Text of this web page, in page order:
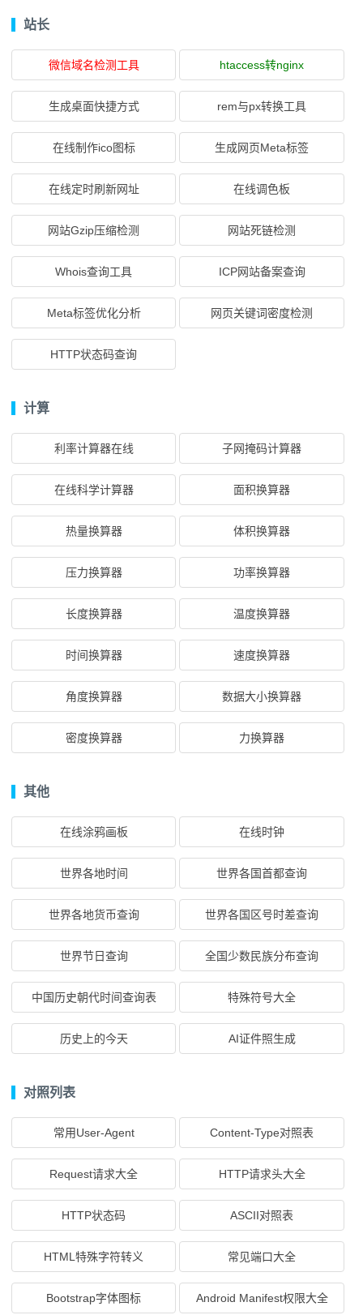
站长
微信域名检测工具 htaccess转nginx
生成桌面快捷方式 rem与px转换工具
在线制作ico图标 生成网页Meta标签
在线定时刷新网址 在线调色板
网站Gzip压缩检测 网站死链检测
Whois查询工具 ICP网站备案查询
Meta标签优化分析 网页关键词密度检测
HTTP状态码查询
计算
利率计算器在线 子网掩码计算器
在线科学计算器 面积换算器
热量换算器 体积换算器
压力换算器 功率换算器
长度换算器 温度换算器
时间换算器 速度换算器
角度换算器 数据大小换算器
密度换算器 力换算器
其他
在线涂鸦画板 在线时钟
世界各地时间 世界各国首都查询
世界各地货币查询 世界各国区号时差查询
世界节日查询 全国少数民族分布查询
中国历史朝代时间查询表 特殊符号大全
历史上的今天 AI证件照生成
对照列表
常用User-Agent Content-Type对照表
Request请求大全 HTTP请求头大全
HTTP状态码 ASCII对照表
HTML特殊字符转义 常见端口大全
Bootstrap字体图标 Android Manifest权限大全